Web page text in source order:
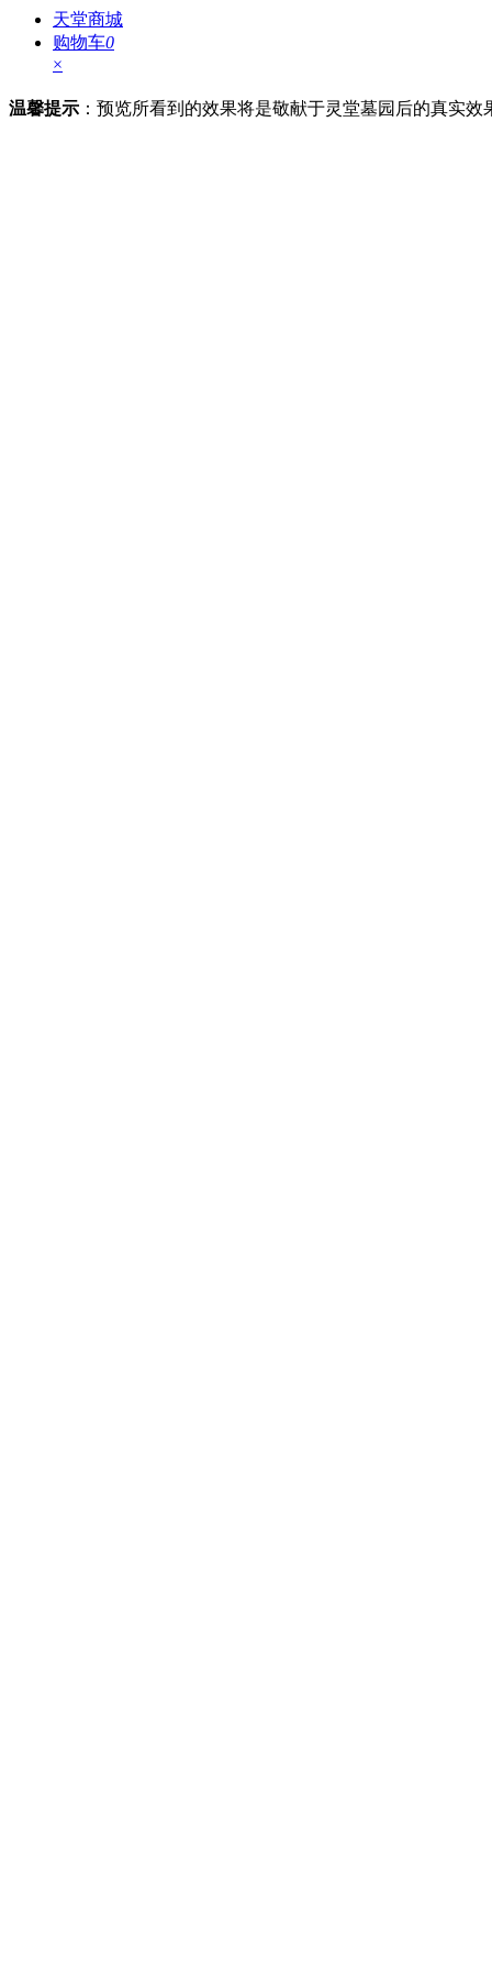
天堂商城
购物车0
×
温馨提示 ：预览所看到的效果将是敬献于灵堂墓园后的真实效